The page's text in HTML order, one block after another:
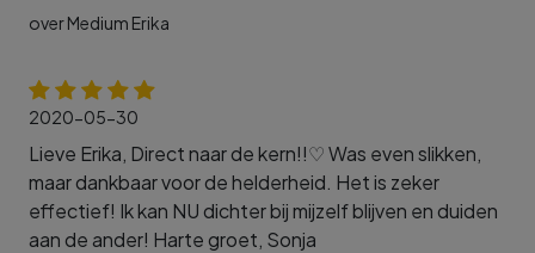
over Medium Erika
2020-05-30
Lieve Erika, Direct naar de kern!!♡ Was even slikken,
maar dankbaar voor de helderheid. Het is zeker
effectief! Ik kan NU dichter bij mijzelf blijven en duiden
aan de ander! Harte groet, Sonja